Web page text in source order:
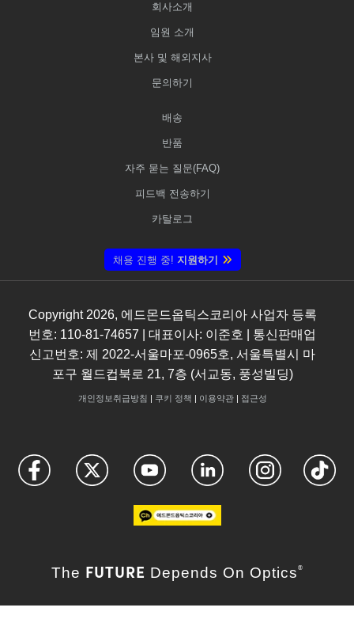
회사소개
임원 소개
본사 및 해외지사
문의하기
배송
반품
자주 묻는 질문(FAQ)
피드백 전송하기
카탈로그
채용 진행 중! 지원하기
Copyright 2026, 에드몬드옵틱스코리아 사업자 등록
번호: 110-81-74657 | 대표이사: 이준호 | 통신판매업
신고번호: 제 2022-서울마포-0965호, 서울특별시 마
포구 월드컵북로 21, 7층 (서교동, 풍성빌딩)
개인정보취급방침 | 쿠키 정책 | 이용약관| 접근성
The FUTURE Depends On Optics ®